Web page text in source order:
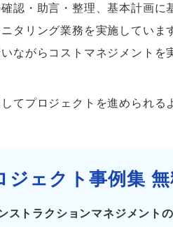
認・助言・整理、基本計画
タリング業務を実施してい
ながらコストマネジメントを
てプロジェクトを進められる
ジェクト事例集
ストラクションマネジメント